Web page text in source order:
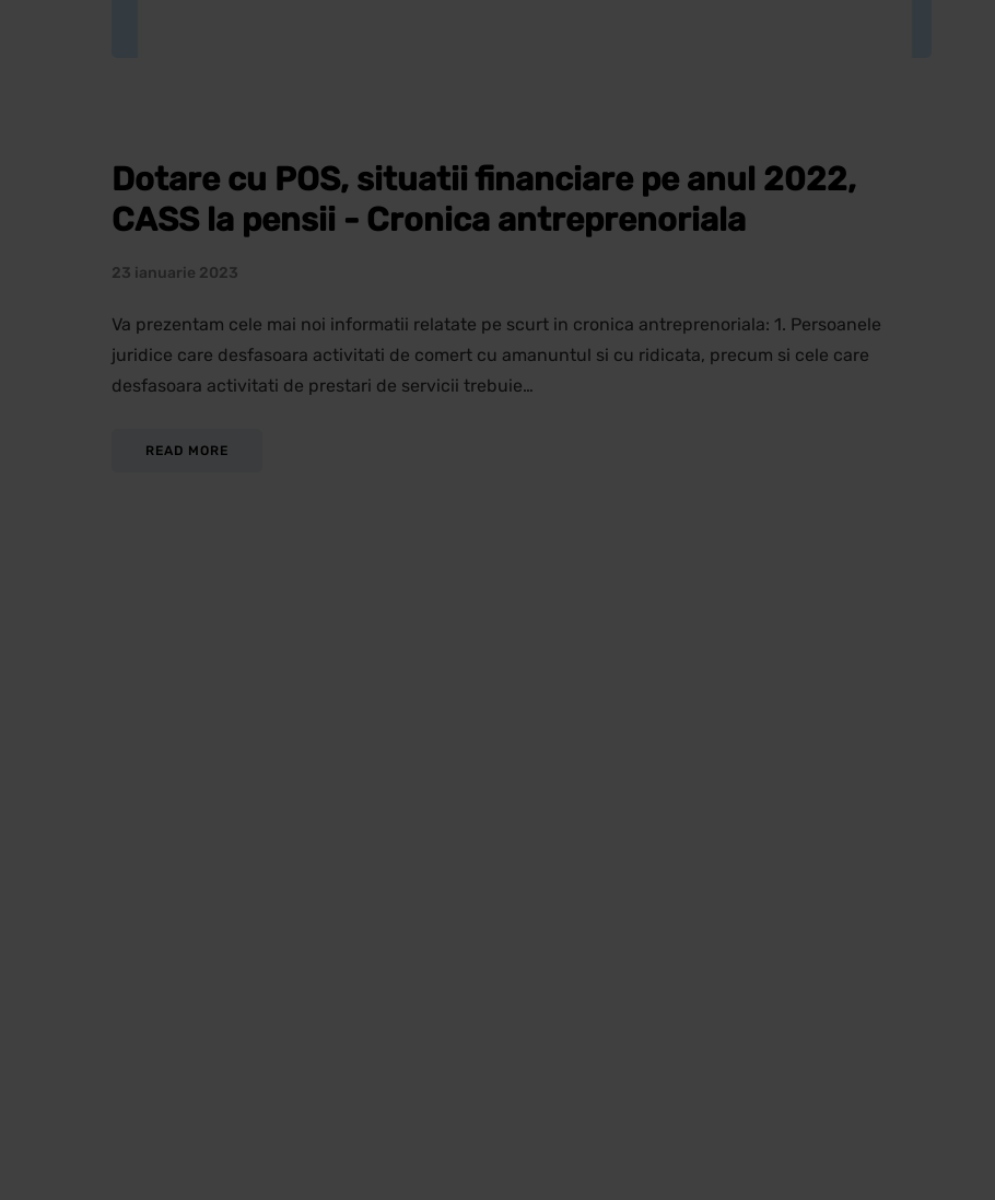
Dotare cu POS, situatii financiare pe anul 2022,
CASS la pensii - Cronica antreprenoriala
23 ianuarie 2023
Va prezentam cele mai noi informatii relatate pe scurt in cronica antreprenoriala: 1. Persoanele
juridice care desfasoara activitati de comert cu amanuntul si cu ridicata, precum si cele care
desfasoara activitati de prestari de servicii trebuie…
READ MORE